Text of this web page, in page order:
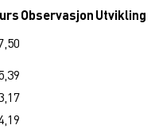
ObservasjonUtvikling